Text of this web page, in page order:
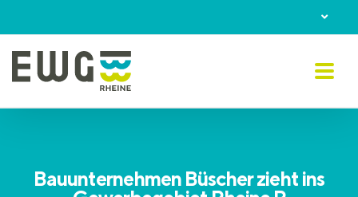
to
content
Bauunternehmen Büscher zieht ins